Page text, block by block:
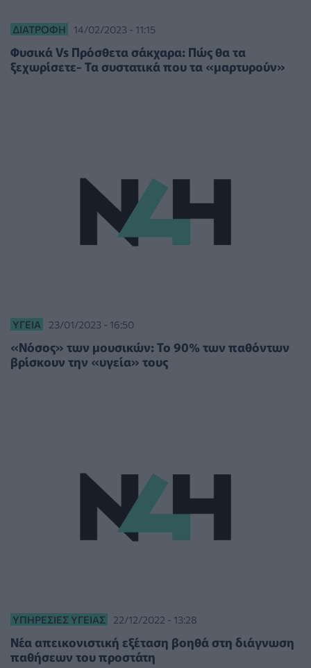
ΔΙΑΤΡΟΦΉ 14/02/2023 - 11:15
Φυσικά Vs Πρόσθετα σάκχαρα: Πώς θα τα
ξεχωρίσετε- Τα συστατικά που τα «μαρτυρούν»
ΥΓΕΊΑ 23/01/2023 - 16:50
«Νόσος» των μουσικών: Το 90% των παθόντων
βρίσκουν την «υγεία» τους
ΥΠΗΡΕΣΊΕΣ ΥΓΕΊΑΣ 22/12/2022 - 13:28
Νέα απεικονιστική εξέταση βοηθά στη διάγνωση
παθήσεων του προστάτη